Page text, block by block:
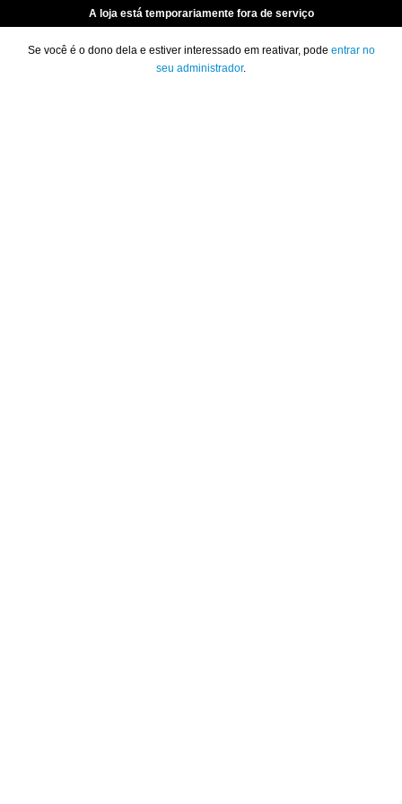
A loja está temporariamente fora de serviço
Se você é o dono dela e estiver interessado em reativar, pode entrar no
seu administrador.